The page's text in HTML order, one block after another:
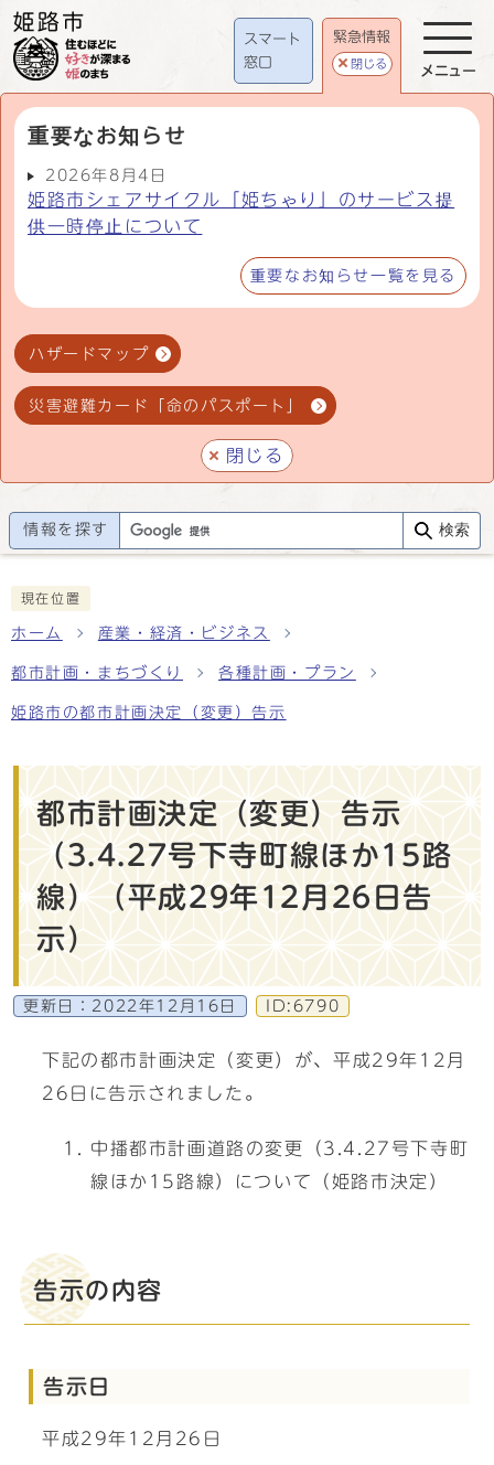
スマート
窓口
緊急情報
閉じる
重要なお知らせ
2026年8月4日
姫路市シェアサイクル「姫ちゃり」のサービス提
供一時停止について
重要なお知らせ一覧を見る
ハザードマップ
災害避難カード「命のパスポート」
閉じる
メニュー
情報を探す 検索
現在位置
ホーム 産業・経済・ビジネス
都市計画・まちづくり 各種計画・プラン
姫路市の都市計画決定（変更）告示
都市計画決定（変更）告示
（3.4.27号下寺町線ほか15路
線）（平成29年12月26日告
示）
更新日： 2022年12月16日 ID:6790
下記の都市計画決定（変更）が、平成29年12月
26日に告示されました。
中播都市計画道路の変更（3.4.27号下寺町
線ほか15路線）について（姫路市決定）
告示の内容
告示日
平成29年12月26日